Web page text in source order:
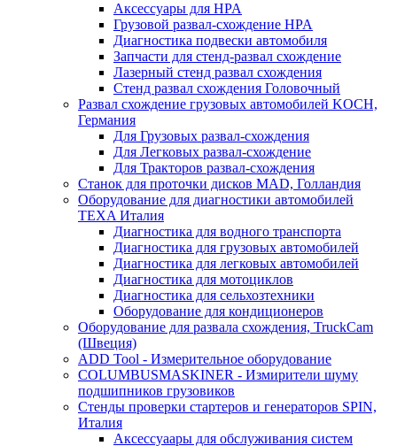
Аксессуары для HPA
Грузовой развал-схождение HPA
Диагностика подвески автомобиля
Запчасти для стенд-развал схождение
Лазерный стенд развал схождения
Стенд развал схождения Головочный
Развал схождение грузовых автомобилей KOCH,
Германия
Для Грузовых развал-схождения
Для Легковых развал-схождение
Для Тракторов развал-схождения
Станок для проточки дисков MAD, Голландия
Оборудование для диагностики автомобилей
TEXA Италия
Диагностика для водного транспорта
Диагностика для грузовых автомобилей
Диагностика для легковых автомобилей
Диагностика для мотоциклов
Диагностика для сельхозтехники
Оборудование для кондиционеров
Оборудование для развала схождения, TruckCam
(Швеция)
ADD Tool - Измерительное оборудование
COLUMBUSMASKINER - Измирители шуму
подшипников грузовиков
Стенды проверки стартеров и генераторов SPIN,
Италия
Аксессуаары для обслуживания систем